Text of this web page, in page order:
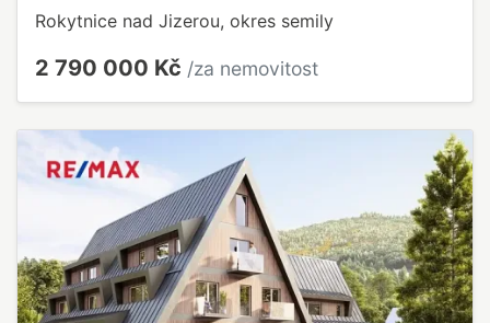
Rokytnice nad Jizerou, okres semily
2 790 000 Kč /za nemovitost